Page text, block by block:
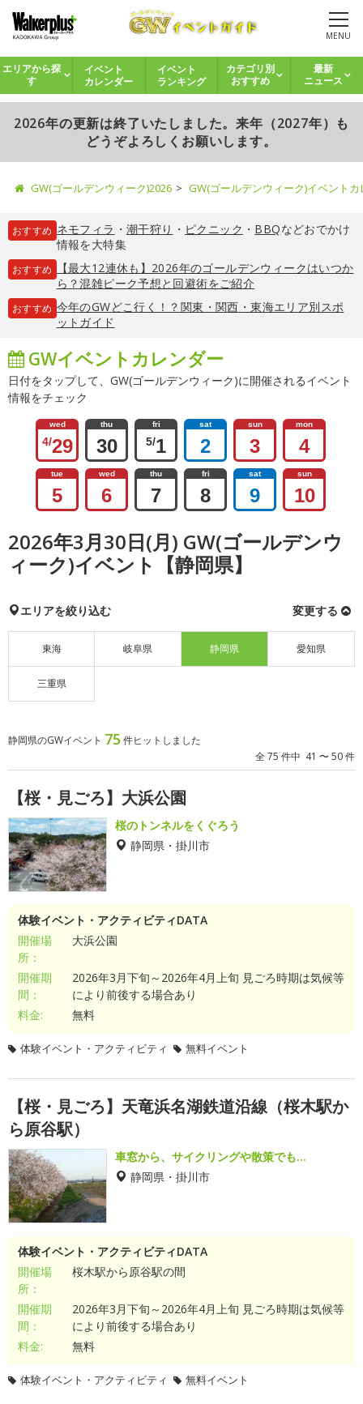
MENU
エリアから探
す
イベント
カレンダー
イベント
ランキング
カテゴリ別
おすすめ
最新
ニュース
2026年の更新は終了いたしました。来年（2027年）も
どうぞよろしくお願いします。
GW(ゴールデンウィーク)2026 GW(ゴールデンウィーク)イベント
おすすめ ネモフィラ ・ 潮干狩り ・ ピクニック ・ BBQなどおでかけ
情報を大特集
おすすめ
【最大12連休も】2026年のゴールデンウィークはいつか
ら？混雑ピーク予想と回避術をご紹介
おすすめ 今年のGWどこ行く！？関東・関西・東海エリア別スポ
ットガイド
GWイベントカレンダー
日付をタップして、GW(ゴールデンウィーク)に開催されるイベント
情報をチェック
wed
4/29
thu
30
fri
5/1
sat
2
sun
3
mon
4
tue
5
wed
6
thu
7
fri
8
sat
9
sun
10
2026年3月30日(月) GW(ゴールデンウ
ィーク)イベント【静岡県】
エリアを絞り込む 変更する
東海 岐阜県 静岡県 愛知県
三重県
静岡県のGWイベント 75 件ヒットしました
全 75 件中 41 〜 50 件
【桜・見ごろ】大浜公園
桜のトンネルをくぐろう
静岡県・掛川市
体験イベント・アクティビティDATA
開催場
所：
大浜公園
開催期
間：
2026年3月下旬～2026年4月上旬 見ごろ時期は気候等
により前後する場合あり
料金:
無料
体験イベント・アクティビティ 無料イベント
【桜・見ごろ】天竜浜名湖鉄道沿線（桜木駅か
ら原谷駅）
車窓から、サイクリングや散策でも…
静岡県・掛川市
体験イベント・アクティビティDATA
開催場
所：
桜木駅から原谷駅の間
開催期
間：
2026年3月下旬～2026年4月上旬 見ごろ時期は気候等
により前後する場合あり
料金:
無料
体験イベント・アクティビティ 無料イベント